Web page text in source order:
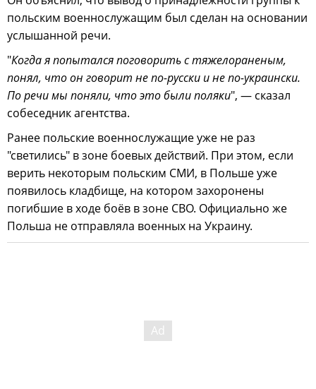
польским военнослужащим был сделан на основании
услышанной речи.
"Когда я попытался поговорить с тяжелораненым,
понял, что он говорит не по-русски и не по-украински.
По речи мы поняли, что это были поляки", — сказал
собеседник агентства.
Ранее польские военнослужащие уже не раз
"светились" в зоне боевых действий. При этом, если
верить некоторым польским СМИ, в Польше уже
появилось кладбище, на котором захоронены
погибшие в ходе боёв в зоне СВО. Официально же
Польша не отправляла военных на Украину.